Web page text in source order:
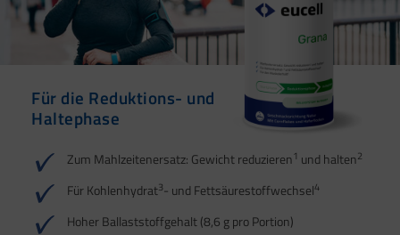
Für die Reduktions- und
Haltephase
Zum Mahlzeitenersatz: Gewicht reduzieren1 und halten2
Für Kohlenhydrat3- und Fettsäurestoffwechsel4
Hoher Ballaststoffgehalt (8,6 g pro Portion)
Für die Reduktions- und
Haltephase
1 2
3
4